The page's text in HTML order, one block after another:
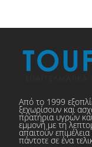
Από το 1999
ξεχωρίσουν και
πρατήρια υγρών
εμμονή με τη
απαιτούν
πάντοτε σε ένα